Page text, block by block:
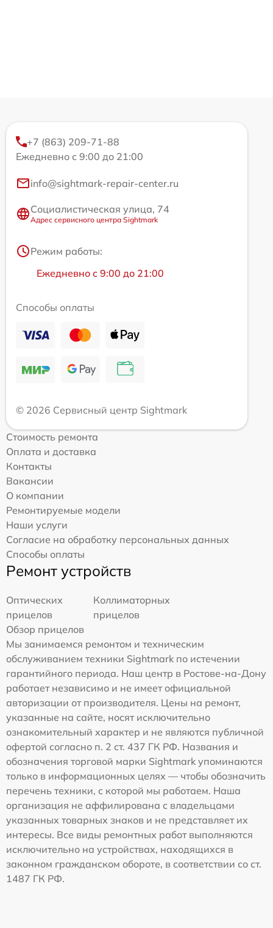
+7 (863) 209-71-88
Ежедневно с 9:00 до 21:00
info@sightmark-repair-center.ru
Социалистическая улица, 74
Адрес сервисного центра Sightmark
Режим работы:
Ежедневно с 9:00 до 21:00
Способы оплаты
© 2026 Сервисный центр Sightmark
Стоимость ремонта
Оплата и доставка
Контакты
Вакансии
О компании
Ремонтируемые модели
Наши услуги
Согласие на обработку персональных данных
Способы оплаты
Ремонт устройств
Оптических
прицелов
Коллиматорных
прицелов
Обзор прицелов
Мы занимаемся ремонтом и техническим
обслуживанием техники Sightmark по истечении
гарантийного периода. Наш центр в Ростове-на-Дону
работает независимо и не имеет официальной
авторизации от производителя. Цены на ремонт,
указанные на сайте, носят исключительно
ознакомительный характер и не являются публичной
офертой согласно п. 2 ст. 437 ГК РФ. Названия и
обозначения торговой марки Sightmark упоминаются
только в информационных целях — чтобы обозначить
перечень техники, с которой мы работаем. Наша
организация не аффилирована с владельцами
указанных товарных знаков и не представляет их
интересы. Все виды ремонтных работ выполняются
исключительно на устройствах, находящихся в
законном гражданском обороте, в соответствии со ст.
1487 ГК РФ.